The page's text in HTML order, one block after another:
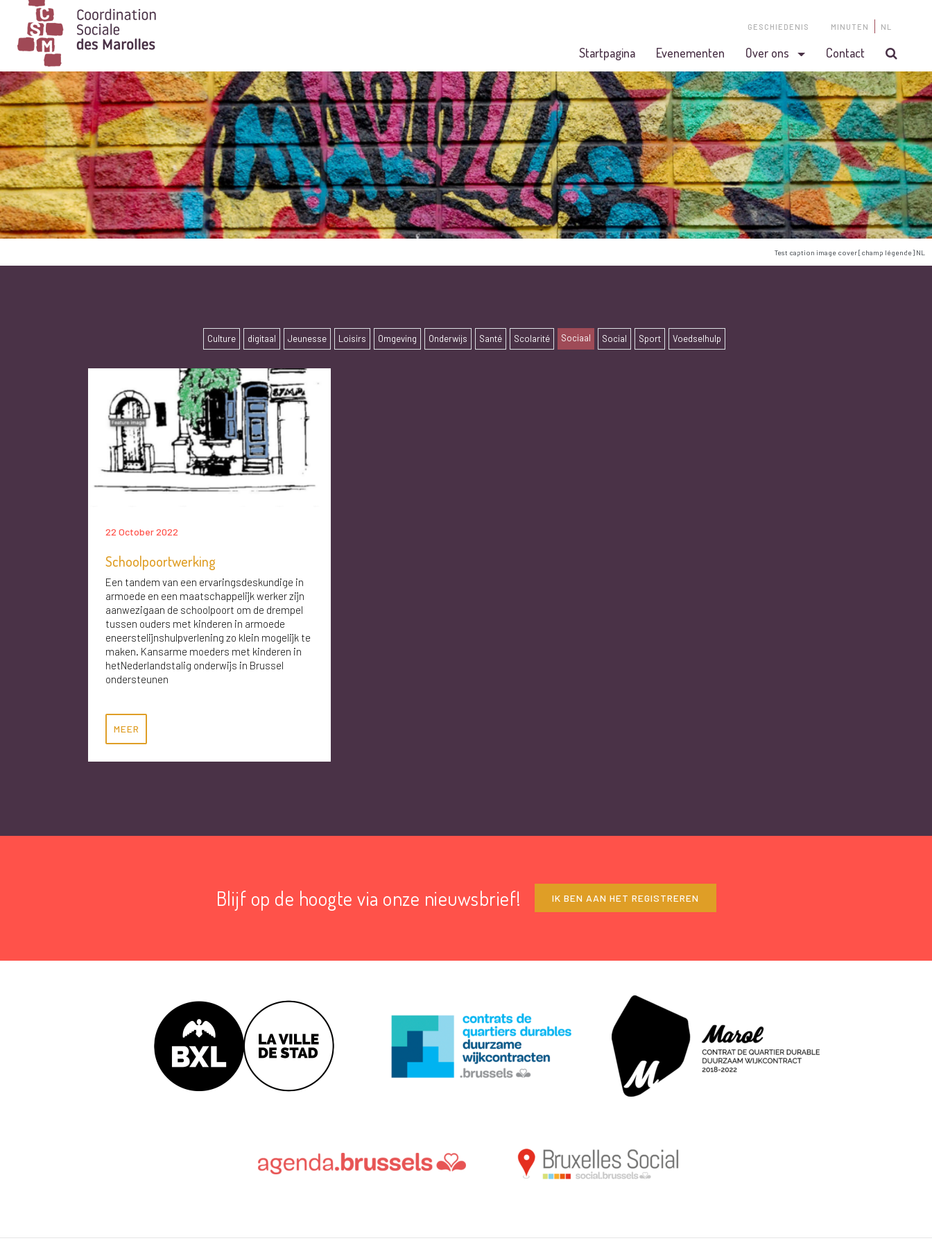
Main Navigation
GESCHIEDENIS MINUTEN NL
Startpagina Evenementen Over ons Contact
Test caption image cover [champ légende] NL
Culture digitaal Jeunesse Loisirs Omgeving Onderwijs Santé Scolarité Sociaal Social Sport Voedselhulp
22 October 2022
Schoolpoortwerking
Een tandem van een ervaringsdeskundige in
armoede en een maatschappelijk werker zijn
aanwezigaan de schoolpoort om de drempel
tussen ouders met kinderen in armoede
eneerstelijnshulpverlening zo klein mogelijk te
maken. Kansarme moeders met kinderen in
hetNederlandstalig onderwijs in Brussel
ondersteunen
MEER
Blijf op de hoogte via onze nieuwsbrief! IK BEN AAN HET REGISTREREN